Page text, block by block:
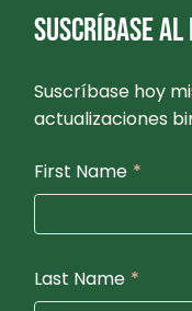
SUSCRÍBASE
Suscríbase hoy
actualizaciones
First Name *
Last Name *